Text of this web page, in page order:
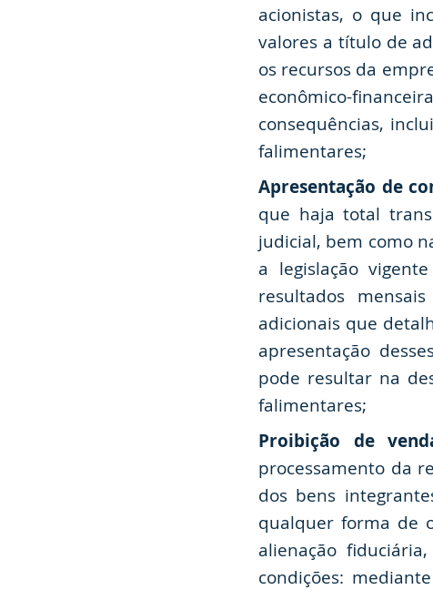
acionistas, o que
valores a título de
os recursos da
econômico-
consequências,
falimentares;
Apresentação de
que haja total
judicial, bem como
a legislação
resultados
adicionais que
apresentação
pode resultar na
falimentares;
Proibição de
processamento da
dos bens
qualquer forma de
alienação
condições: